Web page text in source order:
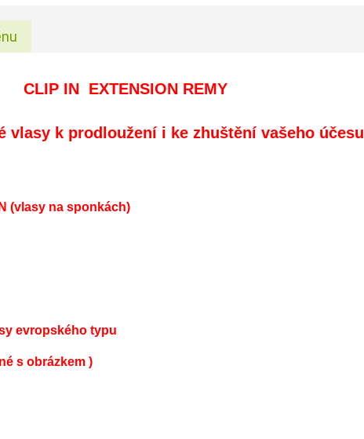
CLIP IN EXTENSION REMY
vlasy k prodloužení i ke zhuštění vašeho účesu
(vlasy na sponkách)
evropského typu
s obrázkem )